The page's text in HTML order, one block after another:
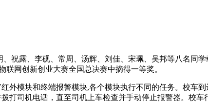
露、李砚、常周、汤辉、刘佳、宋珮、吴邦等八名同学
联网创新创业大赛全国总决赛中摘得一等奖。
模块和终端报警模块,各个模块执行不同的任务。校车
打司机电话，直至司机上车检查并手动停止报警器。校